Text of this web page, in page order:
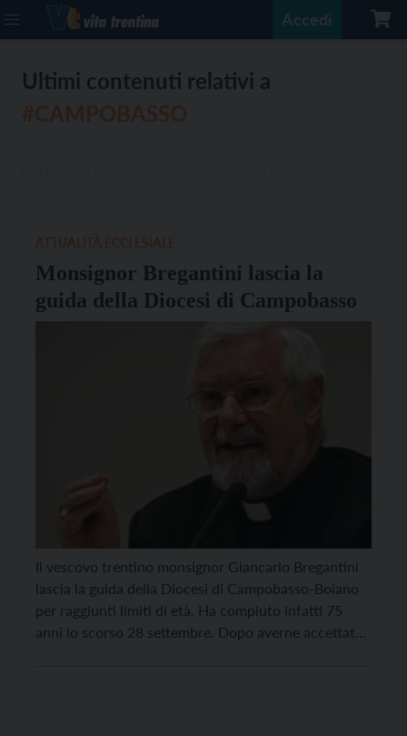
Accedi
Ultimi contenuti relativi a
Monsignor Bregantini lascia la
guida della Diocesi di Campobasso
Il vescovo trentino monsignor Giancarlo Bregantini
lascia la guida della Diocesi di Campobasso-Boiano
per raggiunti limiti di età. Ha compiuto infatti 75
anni lo scorso 28 settembre. Dopo averne accettato